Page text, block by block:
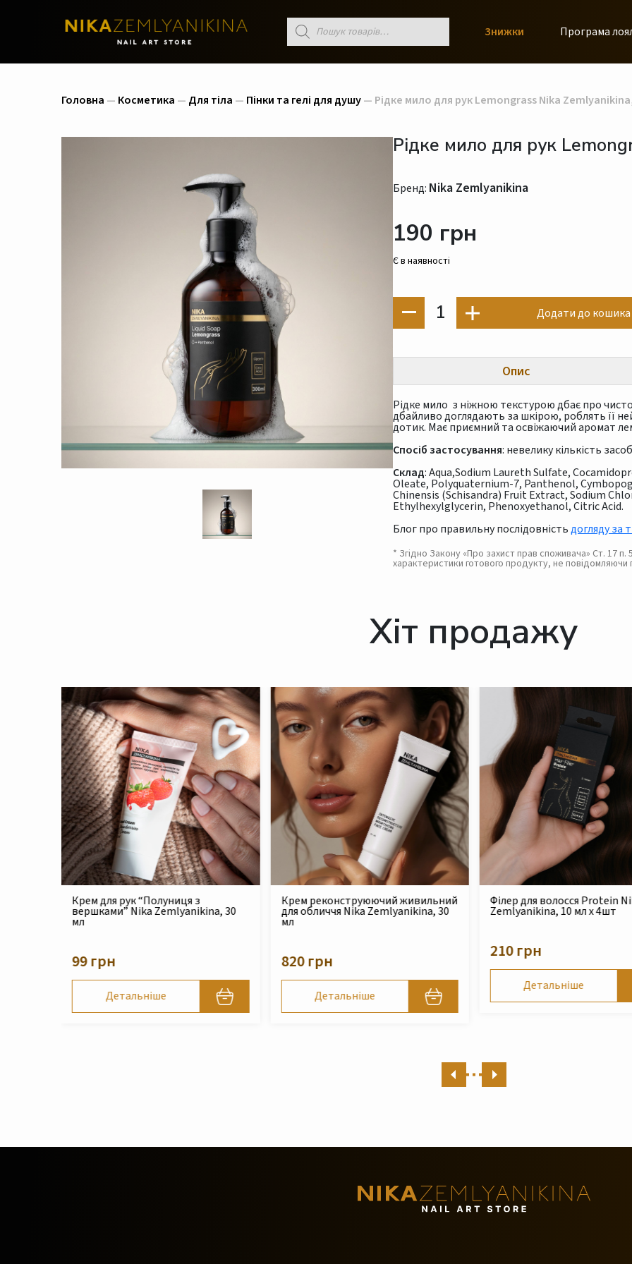
Пошук
товарів Знижки Програма
Головна — Косметика — Для тіла — Пінки та гелі для душу— Рідке мило для рук Lemongrass Nika
Рідке мило для рук
Бренд: Nika Zemlyanikina
190 грн
Є в наявності
1 Додати до кошика
Опис
Рідке мило з ніжною текстурою дбає про
дбайливо доглядають за шкірою, роблять її
дотик. Має приємний та освіжаючий аромат
Спосіб застосування: невелику кількість
Склад: Aqua,Sodium Laureth Sulfate,
Oleate, Polyquaternium-7, Panthenol,
Chinensis (Schisandra) Fruit Extract, Sodium
Ethylhexylglycerin, Phenoxyethanol, Citric Acid.
Блог про правильну послідовністьдогляду за
* Згідно Закону «Про захист прав споживача» Ст. 17
характеристики готового продукту, не
Хіт продажу
Крем реконструюючий живильний
для обличчя Nika Zemlyanikina, 30
820 грн
Детальніше
Філер для волосся Protein Nika
Zemlyanikina, 10 мл x 4шт
Детальніше
Безсульфатний
шампунь для сухого та
пошкодженого
490 грн
Детальніше